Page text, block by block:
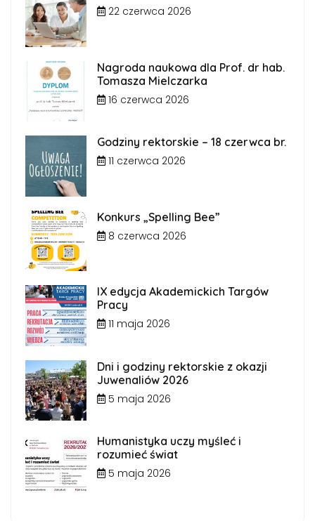
22 czerwca 2026
Nagroda naukowa dla Prof. dr hab.
Tomasza Mielczarka
16 czerwca 2026
Godziny rektorskie – 18 czerwca br.
11 czerwca 2026
Konkurs „Spelling Bee”
8 czerwca 2026
IX edycja Akademickich Targów
Pracy
11 maja 2026
Dni i godziny rektorskie z okazji
Juwenaliów 2026
5 maja 2026
Humanistyka uczy myśleć i
rozumieć świat
5 maja 2026